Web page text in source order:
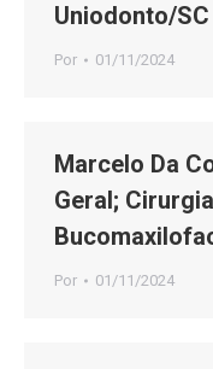
Uniodonto/
Por 01/11/2024
Marcelo Da
Geral;
Por 01/11/2024